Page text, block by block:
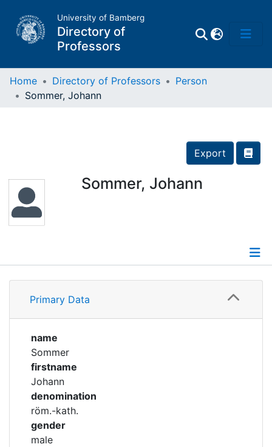
University of Bamberg
Directory of
Professors
Places
Corporations
registry
Home Directory of Professors
Person
Sommer, Johann
Export
Sommer, Johann
Profile
Primary Data
name
Sommer
firstname
Johann
denomination
röm.-kath.
gender
male